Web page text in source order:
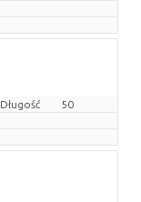
Długość
50